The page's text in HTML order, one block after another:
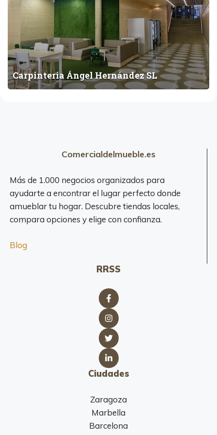
i
a
Á
n
á
e
z
L
Carpinteria Ángel Hernández SL
Comercialdelmueble.es
Más de 1.000 negocios organizados para
ayudarte a encontrar el lugar perfecto donde
amueblar tu hogar. Descubre tiendas locales,
compara opciones y elige con confianza.
Blog
RRSS
Ciudades
Zaragoza
Marbella
Barcelona